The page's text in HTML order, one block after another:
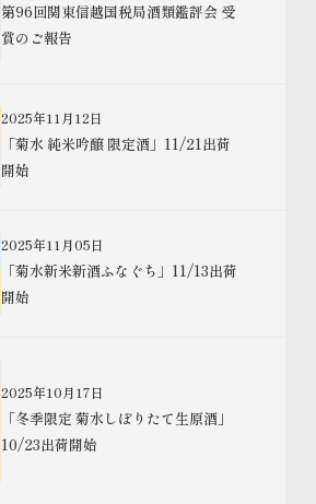
第96回関東信越国税局酒類鑑評会 受
賞のご報告
2025年11月12日
「菊水 純米吟醸 限定酒」11/21出荷
開始
2025年11月05日
「菊水新米新酒ふなぐち」11/13出荷
開始
2025年10月17日
「冬季限定 菊水しぼりたて生原酒」
10/23出荷開始